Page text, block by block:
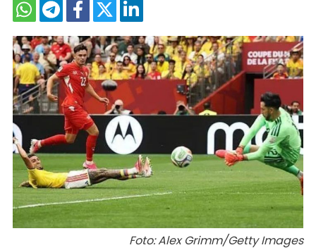
Foto: Alex Grimm/Getty Images